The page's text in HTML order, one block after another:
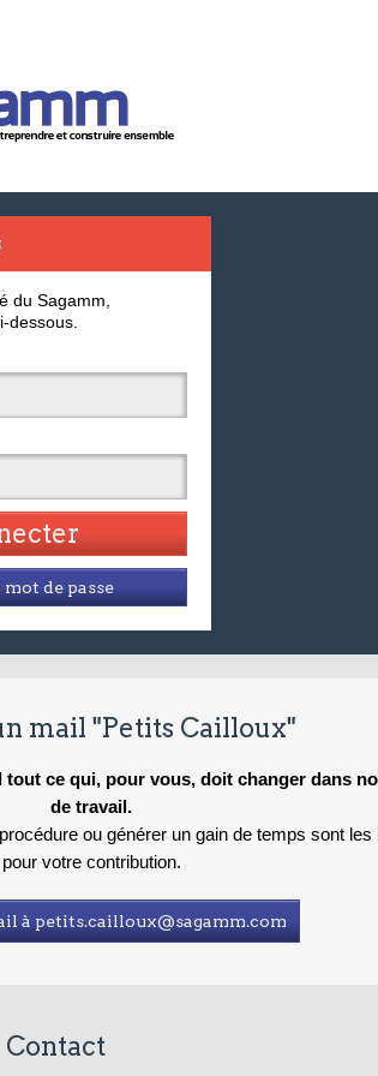
du Sagamm,
dessous.
de passe
mail "Petits Cailloux"
ce qui, pour vous, doit changer dans
de travail.
ou générer un gain de temps sont
pour votre contribution.
à petits.cailloux@sagamm.com
Contact